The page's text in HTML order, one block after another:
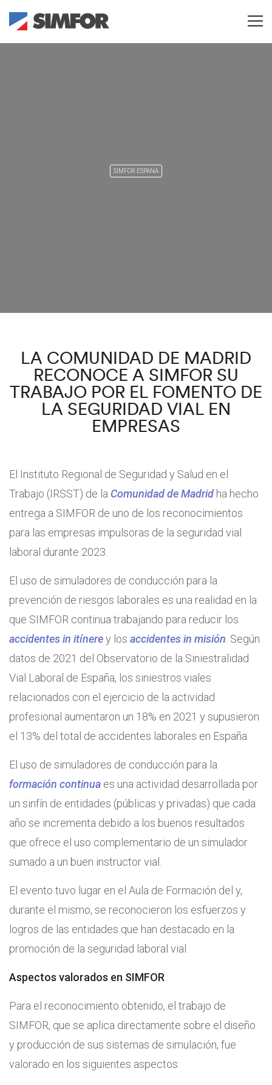
SIMFOR ESPANA
LA COMUNIDAD DE MADRID
RECONOCE A SIMFOR SU
TRABAJO POR EL FOMENTO DE
LA SEGURIDAD VIAL EN
EMPRESAS
El Instituto Regional de Seguridad y Salud en el
Trabajo (IRSST) de la Comunidad de Madrid ha hecho
entrega a SIMFOR de uno de los reconocimientos
para las empresas impulsoras de la seguridad vial
laboral durante 2023.
El uso de simuladores de conducción para la
prevención de riesgos laborales es una realidad en la
que SIMFOR continua trabajando para reducir los
accidentes in itínerey los accidentes in misión . Según
datos de 2021 del Observatorio de la Siniestralidad
Vial Laboral de España, los siniestros viales
relacionados con el ejercicio de la actividad
profesional aumentaron un 18% en 2021 y supusieron
el 13% del total de accidentes laborales en España.
El uso de simuladores de conducción para la
formación continua es una actividad desarrollada por
un sinfín de entidades (públicas y privadas) que cada
año se incrementa debido a los buenos resultados
que ofrece el uso complementario de un simulador
sumado a un buen instructor vial.
El evento tuvo lugar en el Aula de Formación del y,
durante el mismo, se reconocieron los esfuerzos y
logros de las entidades que han destacado en la
promoción de la seguridad laboral vial.
Aspectos valorados en SIMFOR
Para el reconocimiento obtenido, el trabajo de
SIMFOR, que se aplica directamente sobre el diseño
y producción de sus sistemas de simulación, fue
valorado en los siguientes aspectos: